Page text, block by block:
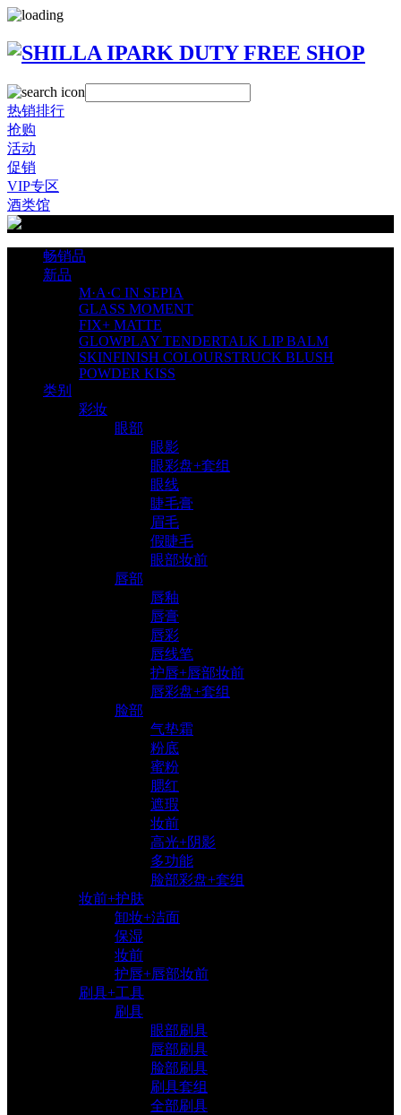
热销排行
抢购
活动
促销
VIP专区
酒类馆
畅销品
新品
M·A·C IN SEPIA
GLASS MOMENT
FIX+ MATTE
GLOWPLAY TENDERTALK LIP BALM
SKINFINISH COLOURSTRUCK BLUSH
POWDER KISS
类别
彩妆
眼部
眼影
眼彩盘+套组
眼线
睫毛膏
眉毛
假睫毛
眼部妆前
唇部
唇釉
唇膏
唇彩
唇线笔
护唇+唇部妆前
唇彩盘+套组
脸部
气垫霜
粉底
蜜粉
腮红
遮瑕
妆前
高光+阴影
多功能
脸部彩盘+套组
妆前+护肤
卸妆+洁面
保湿
妆前
护唇+唇部妆前
刷具+工具
刷具
眼部刷具
唇部刷具
脸部刷具
刷具套组
全部刷具